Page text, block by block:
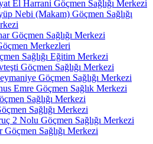
El Harrani Göçmen Sağlığı Merkezi
Nebi (Makam) Göçmen Sağlığı
Göçmen Sağlığı Merkezi
Merkezleri
Sağlığı Eğitim Merkezi
Göçmen Sağlığı Merkezi
Göçmen Sağlığı Merkezi
Emre Göçmen Sağlık Merkezi
Sağlığı Merkezi
Sağlığı Merkezi
2 Nolu Göçmen Sağlığı Merkezi
Göçmen Sağlığı Merkezi